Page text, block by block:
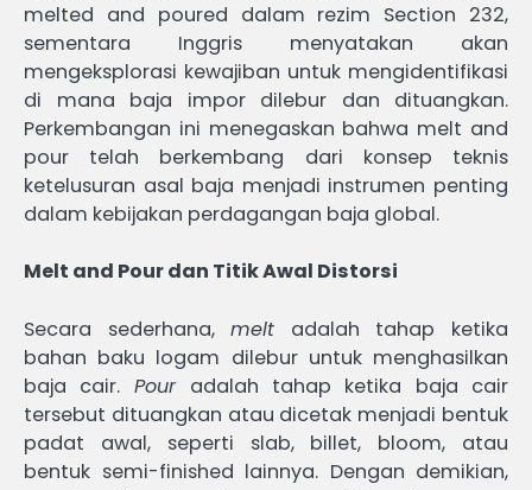
melted and poured dalam rezim Section 232,
sementara Inggris menyatakan akan
mengeksplorasi kewajiban untuk mengidentifikasi
di mana baja impor dilebur dan dituangkan.
Perkembangan ini menegaskan bahwa melt and
pour telah berkembang dari konsep teknis
ketelusuran asal baja menjadi instrumen penting
dalam kebijakan perdagangan baja global.
Melt and Pour dan Titik Awal Distorsi
Secara sederhana,melt adalah tahap ketika
bahan baku logam dilebur untuk menghasilkan
baja cair. Pour adalah tahap ketika baja cair
tersebut dituangkan atau dicetak menjadi bentuk
padat awal, seperti slab, billet, bloom, atau
bentuk semi-finished lainnya. Dengan demikian,